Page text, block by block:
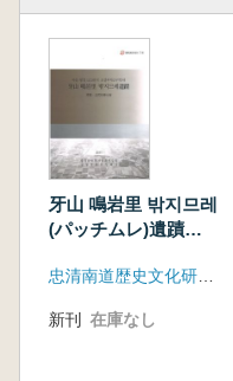
牙山 鳴岩里 밖지므레
(パッチムレ)遺蹟
忠清南道歴史文化研究院、サムスン電子株式会社
新刊 在庫なし